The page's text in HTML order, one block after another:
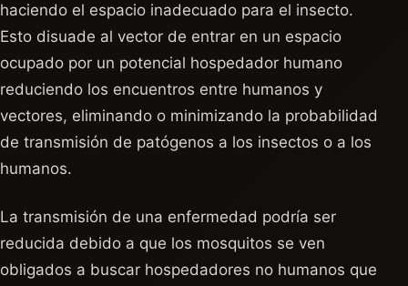
haciendo el espacio inadecuado para el insecto.
Esto disuade al vector de entrar en un espacio
ocupado por un potencial hospedador humano
reduciendo los encuentros entre humanos y
vectores, eliminando o minimizando la probabilidad
de transmisión de patógenos a los insectos o a los
humanos.
La transmisión de una enfermedad podría ser
reducida debido a que los mosquitos se ven
obligados a buscar hospedadores no humanos que